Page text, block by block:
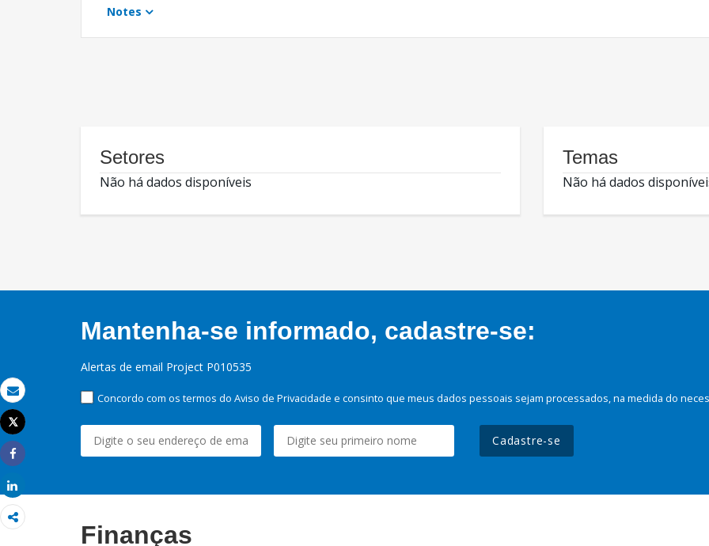
Email
Imprimir
Tweet
Share
Notes
Setores
Não há dados disponíveis
Temas
Não há dados
Mantenha-se informado, cadastre-se:
Alertas de email Project P010535
Concordo com os termos do Aviso de Privacidade e consinto que meus dados pessoais sejam processados, na medida do
Cadastre-se
Finanças